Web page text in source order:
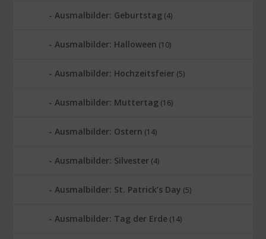
Ausmalbilder: Geburtstag (4)
Ausmalbilder: Halloween (10)
Ausmalbilder: Hochzeitsfeier (5)
Ausmalbilder: Muttertag (16)
Ausmalbilder: Ostern (14)
Ausmalbilder: Silvester (4)
Ausmalbilder: St. Patrick’s Day (5)
Ausmalbilder: Tag der Erde (14)